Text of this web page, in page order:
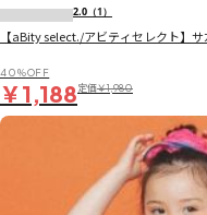
2.0 （1）
【aBity select./アビティセレクト】
40％OFF
￥1,188定価￥1,980